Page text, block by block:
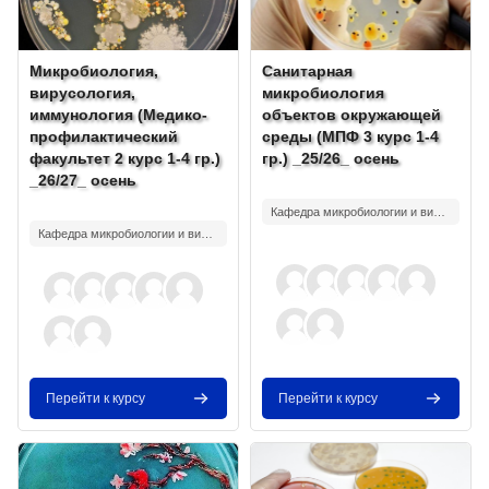
Изображение курса
Название курса
Микробиология,
вирусология,
иммунология (Медико-
профилактический
факультет 2 курс 1-4 гр.)
_26/27_ осень
Перейти к курсу
Изображение курса
Название курса
Санитарная
микробиология
объектов окружающей
среды (МПФ 3 курс 1-4
гр.) _25/26_ осень
Перейти к курсу
Изображение курса" Микробиология, вирусология
Изображение курса"